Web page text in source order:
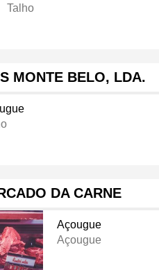
Talho
MONTE BELO, LDA.
DA CARNE
Açougue
Açougue